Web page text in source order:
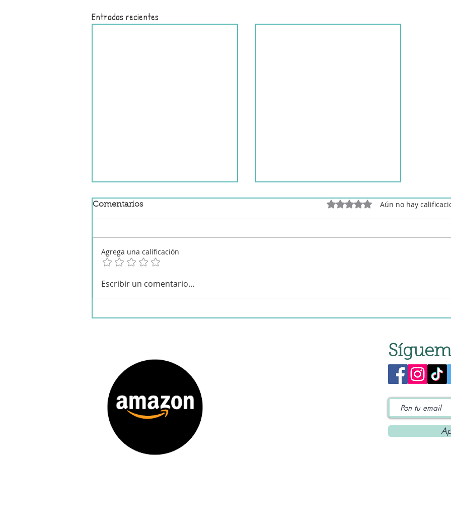
Entradas recientes
Garbanzos con chorizo y
Comentarios Obtuvo 0 de 5 estrellas.Aún no hay
Agrega una calificación
Escribir un comentario...